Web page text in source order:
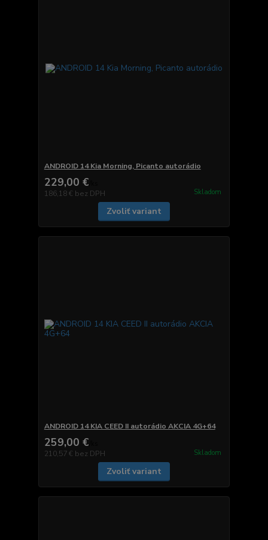
ANDROID 14 Kia Morning, Picanto autorádio
229,00 €
186,18 € bez DPH Skladom
Zvoliť variant
ANDROID 14 KIA CEED II autorádio AKCIA 4G+64
259,00 €
210,57 € bez DPH Skladom
Zvoliť variant